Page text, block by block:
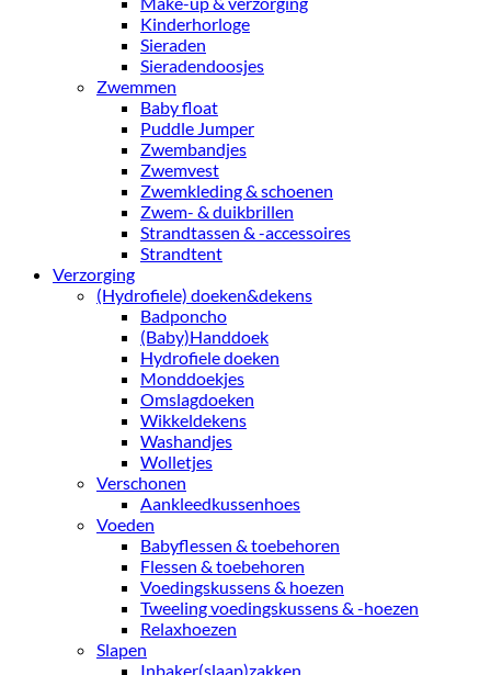
Kinderhorloge
Sieraden
Sieradendoosjes
Zwemmen
Baby float
Puddle Jumper
Zwembandjes
Zwemvest
Zwemkleding & schoenen
Zwem- & duikbrillen
Strandtassen & -accessoires
Strandtent
Verzorging
(Hydrofiele) doeken&dekens
Badponcho
(Baby)Handdoek
Hydrofiele doeken
Monddoekjes
Omslagdoeken
Wikkeldekens
Washandjes
Wolletjes
Verschonen
Aankleedkussenhoes
Voeden
Babyflessen & toebehoren
Flessen & toebehoren
Voedingskussens & hoezen
Tweeling voedingskussens & -hoezen
Relaxhoezen
Slapen
Inbaker(slaap)zakken